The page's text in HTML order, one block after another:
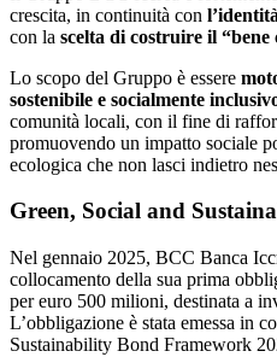
crescita, in continuità con
con la scelta di costruire il “bene
Lo scopo del Gruppo è essere
sostenibile e socialmente
comunità locali, con il fine di
promuovendo un impatto sociale
ecologica che non lasci indietro
Green, Social and
Nel gennaio 2025, BCC Banca
collocamento della sua prima
per euro 500 milioni, destinata a
L’obbligazione è stata emessa in
Sustainability Bond Framework